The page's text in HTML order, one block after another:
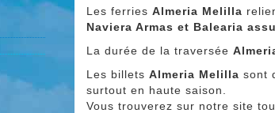
Les ferriesAlmeria Melilla
Naviera Armas et Balearia
La durée de la traversée
Les billetsAlmeria Melilla sont
surtout en haute saison.
Vous trouverez sur notre site